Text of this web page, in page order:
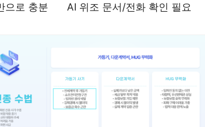
으로 충분 AI 위조 문서/전화 확인 필요